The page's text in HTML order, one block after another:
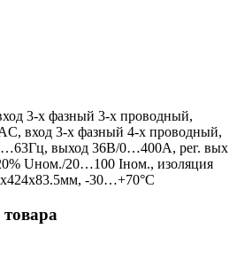
3-х фазный 3-х проводный,
вход 3-х фазный 4-х проводный,
выход 36В/0…400A, рег. вых
Uном./20…100 Iном., изоляция
-30…+70°С